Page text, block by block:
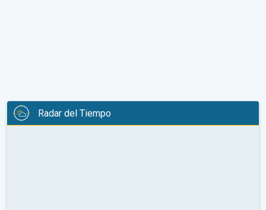
Radar del Tiempo